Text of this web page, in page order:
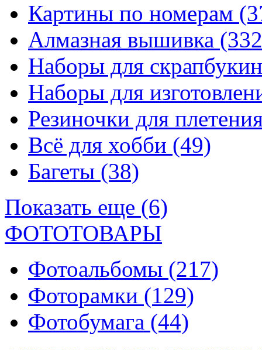
Картины по номерам
Алмазная вышивка
Наборы для
Наборы для
Резиночки для
Всё для хобби (49)
Багеты (38)
Показать еще (6)
ФОТОТОВАРЫ
Фотоальбомы (217)
Фоторамки (129)
Фотобумага (44)